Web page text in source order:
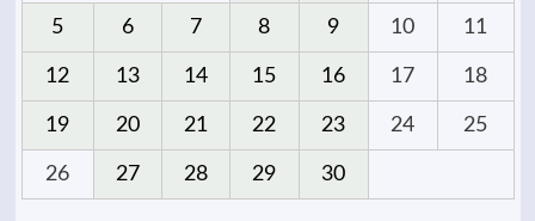
5 6 7 8 9 10 11
12 13 14 15 16 17 18
19 20 21 22 23 24 25
26 27 28 29 30